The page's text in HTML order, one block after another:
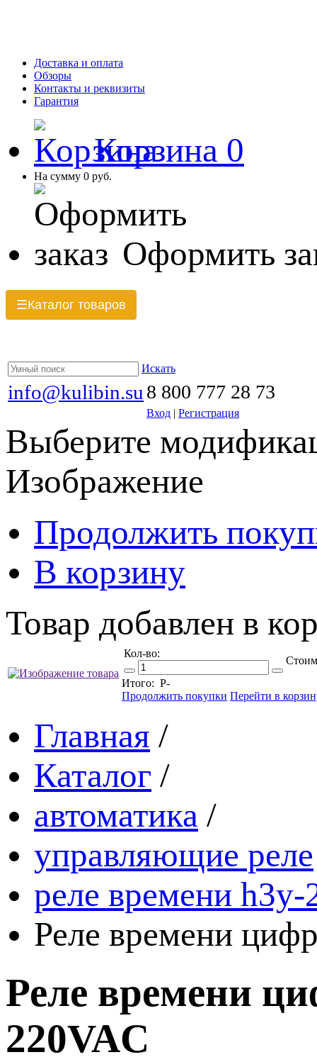
Доставка и оплата
Обзоры
Контакты и реквизиты
Гарантия
Корзина 0
На сумму 0 руб.
Оформить
☰Каталог товаров
Искать
info@kulibin.su 8 800 777 28 73
Вход | Регистрация
Выберите
Изображение
Продолжить
В корзину
Товар добавлен в
Кол-во:
Итого: Р-
Продолжить покупки Перейти в
Главная /
Каталог /
автоматика /
управляющие реле
реле времени h3y-
Реле времени
Реле времени
220VAC